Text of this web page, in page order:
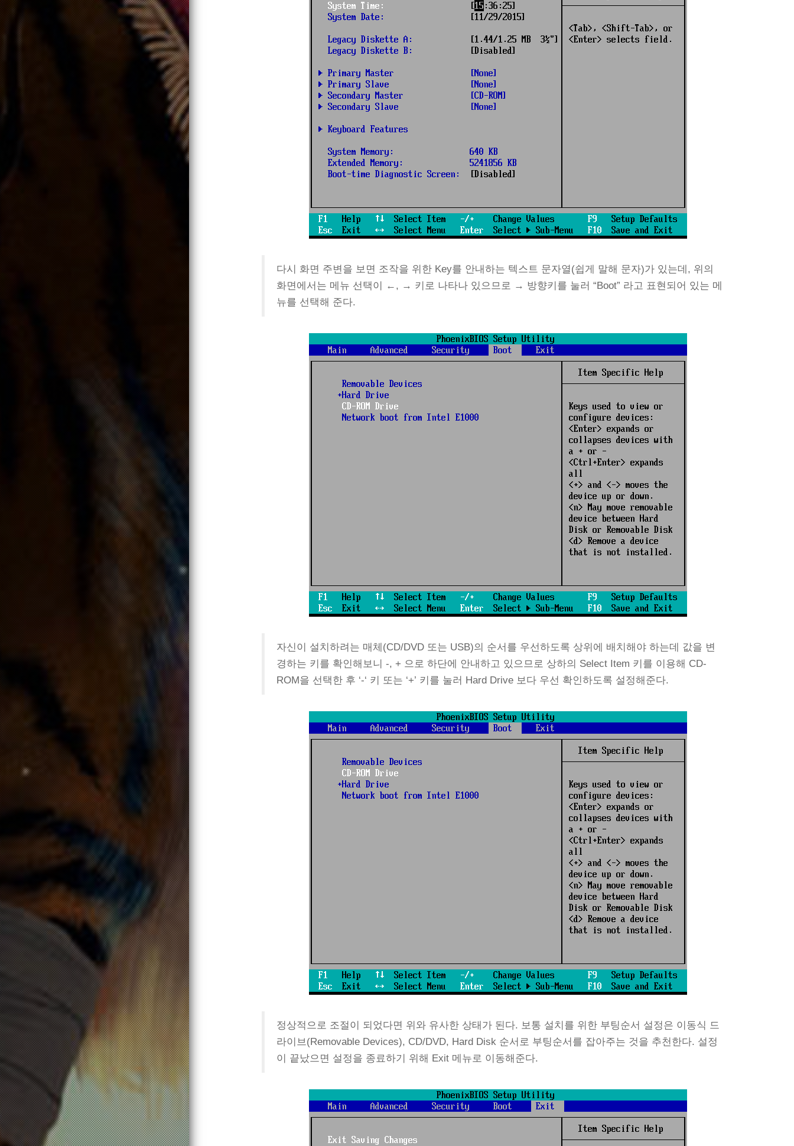
다시 화면 주변을 보면 조작을 위한 Key를 안내하는 텍스트 문자열(쉽게 말해 문자)가 있는데, 위의
화면에서는 메뉴 선택이 ←, → 키로 나타나 있으므로 → 방향키를 눌러 “Boot” 라고 표현되어 있는 메
뉴를 선택해 준다.
자신이 설치하려는 매체(CD/DVD 또는 USB)의 순서를 우선하도록 상위에 배치해야 하는데 값을 변
경하는 키를 확인해보니 -, + 으로 하단에 안내하고 있으므로 상하의 Select Item 키를 이용해 CD-
ROM을 선택한 후 ‘-‘ 키 또는 ‘+’ 키를 눌러 Hard Drive 보다 우선 확인하도록 설정해준다.
정상적으로 조절이 되었다면 위와 유사한 상태가 된다. 보통 설치를 위한 부팅순서 설정은 이동식 드
라이브(Removable Devices), CD/DVD, Hard Disk 순서로 부팅순서를 잡아주는 것을 추천한다. 설정
이 끝났으면 설정을 종료하기 위해 Exit 메뉴로 이동해준다.